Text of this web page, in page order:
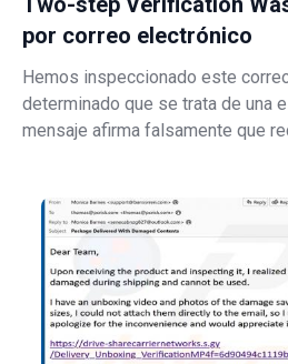
por correo electrónico
Hemos inspeccionado este
determinado que se trata de una
mensaje afirma falsamente que
seguridad. Conduce a un